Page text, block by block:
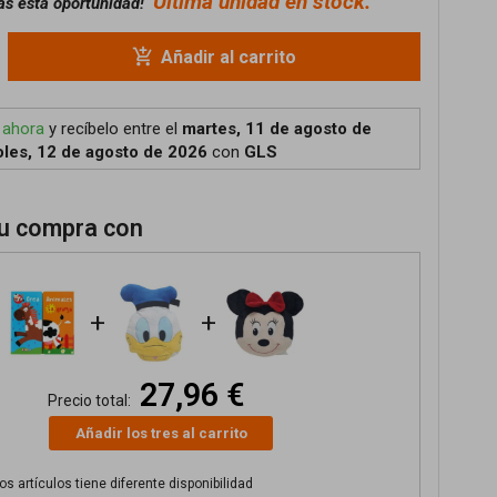
add_shopping_cart Añadir al carrito
ahoray recíbeloentre el martes, 11 de agosto de
12 de agosto de 2026 con GLS
compra con
+ +
Precio total: 27,96 €
Añadir los tres al carrito
artículos tiene diferente disponibilidad